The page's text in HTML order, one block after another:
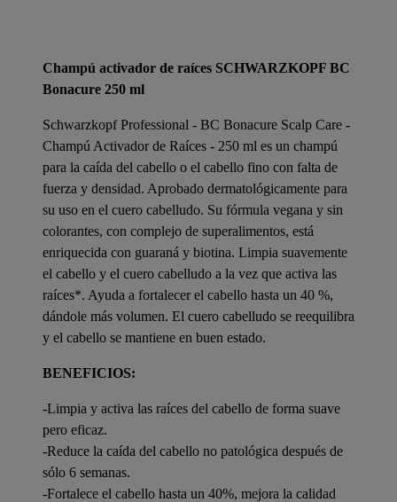
Champú activador de raíces SCHWARZKOPF BC
Bonacure 250 ml
Schwarzkopf Professional - BC Bonacure Scalp Care -
Champú Activador de Raíces - 250 ml es un champú
para la caída del cabello o el cabello fino con falta de
fuerza y densidad. Aprobado dermatológicamente para
su uso en el cuero cabelludo. Su fórmula vegana y sin
colorantes, con complejo de superalimentos, está
enriquecida con guaraná y biotina. Limpia suavemente
el cabello y el cuero cabelludo a la vez que activa las
raíces*. Ayuda a fortalecer el cabello hasta un 40 %,
dándole más volumen. El cuero cabelludo se reequilibra
y el cabello se mantiene en buen estado.
BENEFICIOS:
-Limpia y activa las raíces del cabello de forma suave
pero eficaz.
-Reduce la caída del cabello no patológica después de
sólo 6 semanas.
-Fortalece el cabello hasta un 40%, mejora la calidad